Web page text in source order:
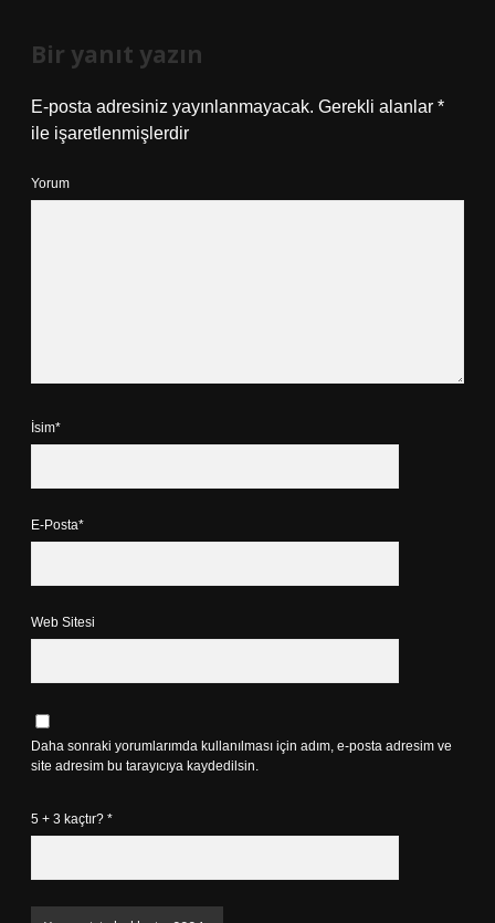
Bir yanıt yazın
E-posta adresiniz yayınlanmayacak. Gerekli alanlar *
ile işaretlenmişlerdir
Yorum
İsim*
E-Posta*
Web Sitesi
Daha sonraki yorumlarımda kullanılması için adım, e-posta adresim ve
site adresim bu tarayıcıya kaydedilsin.
5 + 3 kaçtır? *